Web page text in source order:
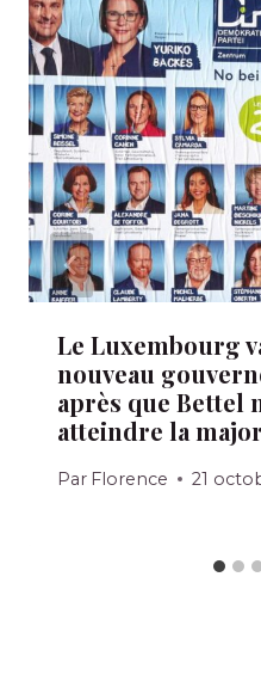
Le Luxembourg
nouveau
après que Bettel
atteindre la
Par Florence 21